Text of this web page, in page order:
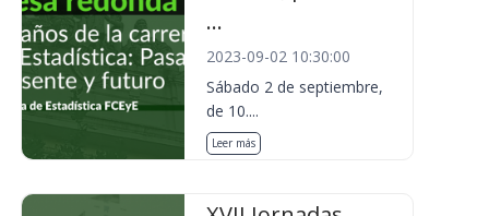
...
2023-09-02 10:30:00
Sábado 2 de septiembre,
de 10....
Leer más